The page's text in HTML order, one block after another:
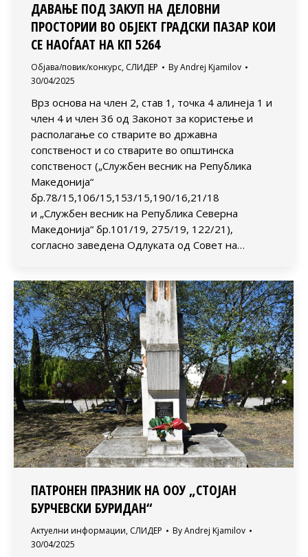
ДАВАЊЕ ПОД ЗАКУП НА ДЕЛОВНИ
ПРОСТОРИИ ВО ОБЈЕКТ ГРАДСКИ ПАЗАР КОИ
СЕ НАОЃААТ НА КП 5264
Објава/повик/конкурс, СЛИДЕР ByAndrej Kjamilov
30/04/2025
Врз основа на член 2, став 1, точка 4 алинеја 1 и
член 4 и член 36 од Законот за користење и
располагање со стварите во државна
сопственост и со стварите во општинска
сопственост („Службен весник на Република
Македонија“
бр.78/15,106/15,153/15,190/16,21/18
и „Службен весник на Република Северна
Македонија“ бр.101/19, 275/19, 122/21),
согласно заведена Одлуката од Совет на…
ПАТРОНЕН ПРАЗНИК НА ООУ „СТОЈАН
БУРЧЕВСКИ БУРИДАН“
Актуелни информации, СЛИДЕР ByAndrej Kjamilov
30/04/2025